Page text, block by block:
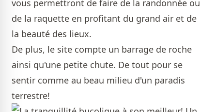
vous permettront de faire de la randonnée ou
de la raquette en profitant du grand air et de
la beauté des lieux.
De plus, le site compte un barrage de roche
ainsi qu'une petite chute. De tout pour se
sentir comme au beau milieu d'un paradis
terrestre!